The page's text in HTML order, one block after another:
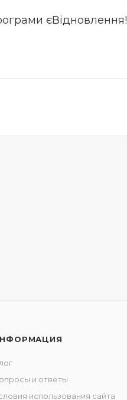
єВідновлення!
и ответы
использования сайта